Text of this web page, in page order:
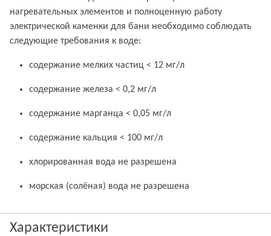
нагревательных элементов и полноценную работу
электрической каменки для бани необходимо соблюдать
следующие требования к воде:
содержание мелких частиц < 12 мг/л
содержание железа < 0,2 мг/л
содержание марганца < 0,05 мг/л
содержание кальция < 100 мг/л
хлорированная вода не разрешена
морская (солёная) вода не разрешена
Характеристики